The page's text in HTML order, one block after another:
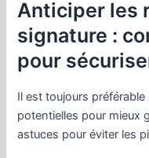
Anticiper les
signature :
pour
Il est toujours préférable
potentielles pour mieux
astuces pour éviter les